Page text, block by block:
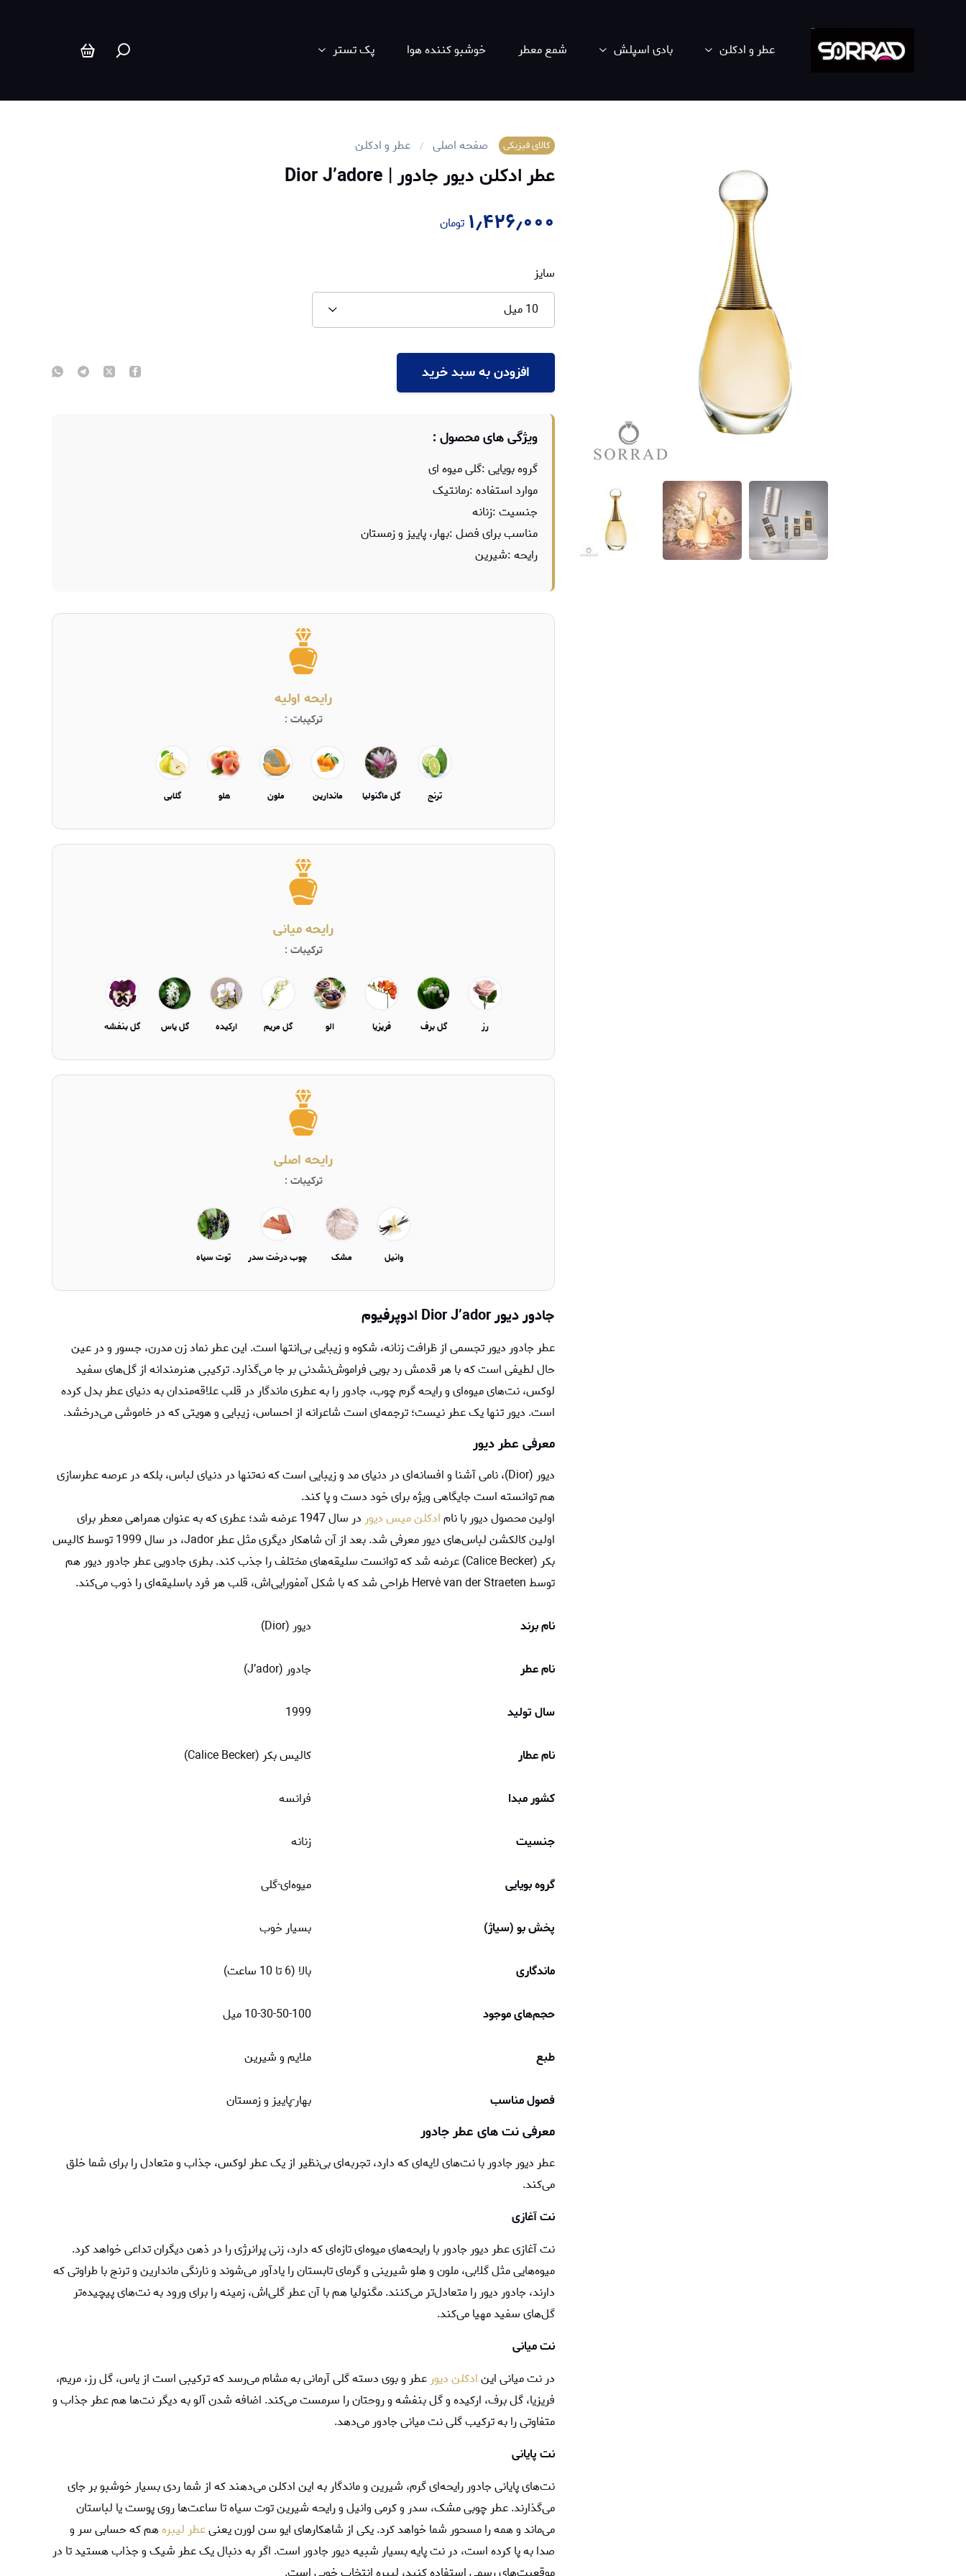
عطر و ادکلن بادی اسپلش شمع معطر خوشبو کننده هوا پک تستر
کالای فیزیکی صفحه اصلی عطر و ادکلن
عطر ادکلن دیور جادور | Dior J’adore
۱٫۴۲۶٫۰۰۰ تومان
سایز
10 میل
افزودن به سبد خرید
ویژگی های محصول :
گروه بویایی :گلی میوه ای
موارد استفاده :رمانتیک
جنسیت :زنانه
مناسب برای فصل :بهار، پاییز و زمستان
رایحه :شیرین
رایحه اولیه
ترکیبات :
ترنج گل ماگنولیا ماندارین ملون هلو گلابی
رایحه میانی
ترکیبات :
رز گل برف فریزیا الو گل مریم ارکیده گل یاس گل بنفشه
رایحه اصلی
ترکیبات :
وانیل مشک چوب درخت سدر توت سیاه
جادور دیور Dior J’ador ادوپرفیوم
عطر جادور دیور تجسمی از ظرافت زنانه، شکوه و زیبایی بی‌انتها است. این عطر نماد زن مدرن، جسور و در عین
حال لطیفی است که با هر قدمش رد بویی فراموش‌نشدنی بر جا می‌گذارد. ترکیبی هنرمندانه از گل‌های سفید
لوکس، نت‌های میوه‌ای و رایحه‌ گرم چوب، جادور را به عطری ماندگار در قلب علاقه‌مندان به دنیای عطر بدل کرده
است. دیور تنها یک عطر نیست؛ ترجمه‌ای است شاعرانه از احساس، زیبایی و هویتی که در خاموشی می‌درخشد.
معرفی عطر دیور
دیور (Dior)، نامی آشنا و افسانه‌ای در دنیای مد و زیبایی است که نه‌تنها در دنیای لباس، بلکه در عرصه عطرسازی
هم توانسته است جایگاهی ویژه برای خود دست و پا کند.
اولین محصول دیور با نامادکلن میس دیور
در سال 1947 عرضه شد؛ عطری که به‌ عنوان همراهی معطر برای
اولین کالکشن لباس‌های دیور معرفی شد. بعد از آن شاهکار دیگری مثل عطر Jador، در سال 1999 توسط کالیس
بکر (Calice Becker) عرضه شد که توانست سلیقه‌های مختلف را جذب کند. بطری جادویی عطر جادور دیور هم
توسط Hervé van der Straeten طراحی شد که با شکل آمفورایی‌اش، قلب هر فرد باسلیقه‌ای را ذوب می‌کند.
نام برند دیور (Dior)
نام عطر جادور (J’ador)
سال تولید 1999
نام عطار کالیس بکر (Calice Becker)
کشور مبدا فرانسه
جنسیت زنانه
گروه بویایی میوه‌ای-گلی
پخش بو (سیاژ) بسیار خوب
ماندگاری بالا (6 تا 10 ساعت)
حجم‌های موجود 10-30-50-100 میل
طبع ملایم و شیرین
فصول مناسب بهار-پاییز و زمستان
معرفی نت های عطر جادور
عطر دیور جادور با نت‌های لایه‌ای که دارد، تجربه‌ای بی‌نظیر از یک عطر لوکس، جذاب و متعادل را برای شما خلق
می‌کند.
نت آغازی
نت‌ آغازی عطر دیور جادور با رایحه‌های میوه‌ای تازه‌ای که دارد، زنی پرانرژی را در ذهن دیگران تداعی خواهد کرد.
میوه‌هایی مثل گلابی، ملون و هلو شیرینی و گرمای تابستان را یادآور می‌شوند و نارنگی ماندارین و ترنج با طراوتی که
دارند، جادور دیور را متعادل‌تر می‌کنند. مگنولیا هم با آن عطر گلی‌اش، زمینه را برای ورود به نت‌های پیچیده‌تر
گل‌های سفید مهیا می‌کند.
نت میانی
در نت میانی اینادکلن دیور عطر و بوی دسته گلی آرمانی به مشام می‌رسد که ترکیبی است از یاس، گل رز، مریم،
فریزیا، گل برف، ارکیده و گل بنفشه و روحتان را سرمست می‌کند. اضافه شدن آلو به دیگر نت‌ها هم عطر جذاب و
متفاوتی را به ترکیب گلی نت میانی جادور می‌دهد.
نت پایانی
نت‌های پایانی جادور رایحه‌ای گرم، شیرین و ماندگار به این ادکلن می‌دهند که از شما ردی بسیار خوشبو بر جای
می‌گذارند. عطر چوبی مشک، سدر و کرمی وانیل و رایحه شیرین توت سیاه تا ساعت‌ها روی پوست یا لباستان
می‌ماند و همه را مسحور شما خواهد کرد. یکی از شاهکارهای ایو سن لورن یعنیعطر لیبرههم که حسابی سر و
صدا به پا کرده است، در نت پایه بسیار شبیه دیور جادور است. اگر به دنبال یک عطر شیک و جذاب هستید تا در